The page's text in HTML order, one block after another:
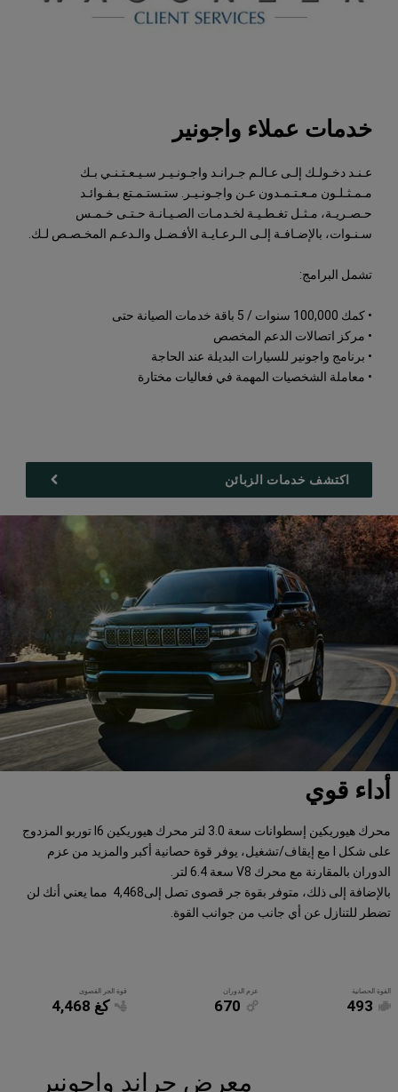
خدمات عملاء واجونير
عـنـد دخـولـك إلـى عـالـم جـرانـد واجـونـيـر سـيـعـتـنـي بـك
مـمـثـلـون مـعـتـمـدون عـن واجـونـيـر. ستـستـمـتع بـفـوائـد
حـصـريـة، مـثـل تغـطـيـة لخـدمـات الصـيـانـة حـتـى خـمـس
سـنـوات، بالإضـافـة إلـى الـرعـايـة الأفـضـل والـدعـم المخـصـص لـك.
تشمل البرامج:
• كمك 100,000 سنوات / 5 باقة خدمات الصيانة حتى
• مركز اتصالات الدعم المخصص
• برنامج واجونير للسيارات البديلة عند الحاجة
• معاملة الشخصيات المهمة في فعاليات مختارة
اكتشف خدمات الزبائن
أداء قوي
محرك هيوريكين إسطوانات سعة 3.0 لتر محرك هيوريكين I6 توربو المزدوج
على شكل I مع إيقاف/تشغيل، يوفر قوة حصانية أكبر والمزيد من عزم
الدوران بالمقارنة مع محرك V8 سعة 6.4 لتر.
بالإضافة إلى ذلك، متوفر بقوة جر قصوى تصل إلى4,468 مما يعني أنك لن
تضطر للتنازل عن أي جانب من جوانب القوة.
القوة الحصانية
493
عزم الدوران
670
قوة الجر القصوى
كغ 4,468
معرض جراند واجونير